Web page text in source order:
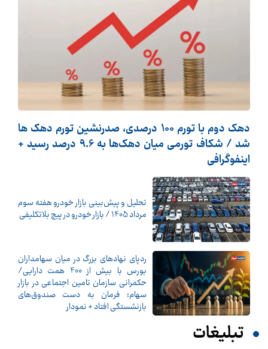
دهک دوم با تورم 100 درصدی، صدرنشین تورم دهک ها
شد / شکاف تورمی میان دهک‌ها به 9.6 درصد رسید +
اینفوگرافی
تحلیل و پیش‌بینی بازار خودرو هفته سوم
مرداد 1405 / بازار خودرو در پیچ بلاتکلیفی
ردپای نهادهای بزرگ در میان سهامداران
بورس با بیش از 400 همت دارایی/
حکمرانی سازمان تامین اجتماعی در بازار
سهام؛ فرمان به دست صندوق‌های
بازنشستگی افتاد + نمودار
تبلیغات